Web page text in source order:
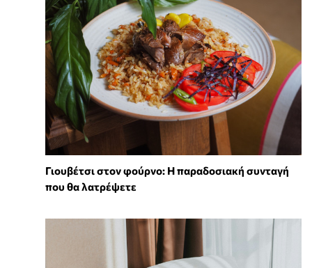
Γιουβέτσι στον φούρνο: Η παραδοσιακή συνταγή
που θα λατρέψετε